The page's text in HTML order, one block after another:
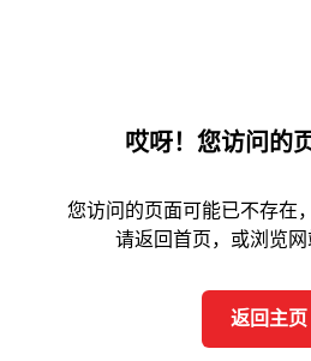
哎呀！您访问的
您访问的页面可能已不存在
请返回首页，或浏览网
返回主页